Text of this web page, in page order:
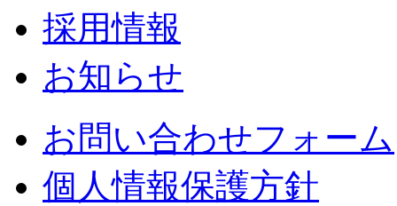
採用情報
お知らせ
お問い合わせフォーム
個人情報保護方針